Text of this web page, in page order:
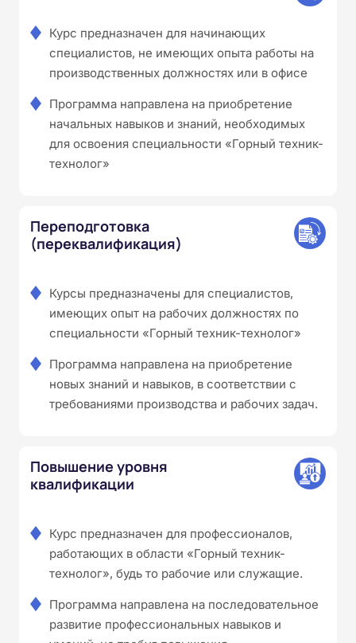
Курс предназначен для начинающих
специалистов, не имеющих опыта работы на
производственных должностях или в офисе
Программа направлена на приобретение
начальных навыков и знаний, необходимых
для освоения специальности «Горный техник-
технолог»
Переподготовка
(переквалификация)
Курсы предназначены для специалистов,
имеющих опыт на рабочих должностях по
специальности «Горный техник-технолог»
Программа направлена на приобретение
новых знаний и навыков, в соответствии с
требованиями производства и рабочих задач.
Повышение уровня
квалификации
Курс предназначен для профессионалов,
работающих в области «Горный техник-
технолог», будь то рабочие или служащие.
Программа направлена на последовательное
развитие профессиональных навыков и